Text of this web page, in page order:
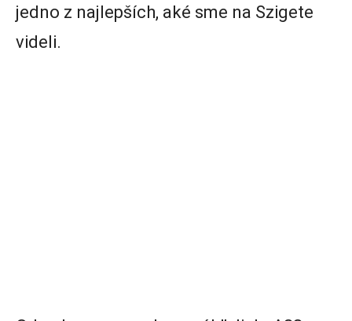
jedno z najlepších, aké sme na Szigete
videli.